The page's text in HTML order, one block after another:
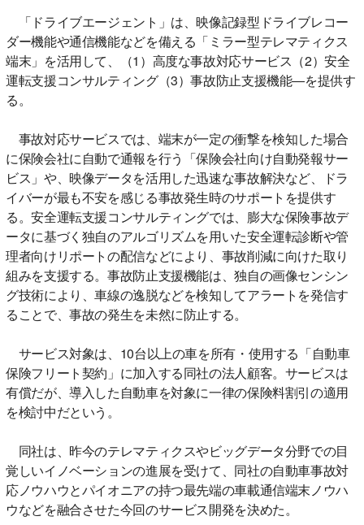
「ドライブエージェント」は、映像記録型ドライブレコー
ダー機能や通信機能などを備える「ミラー型テレマティクス
端末」を活用して、（1）高度な事故対応サービス（2）安全
運転支援コンサルティング（3）事故防止支援機能―を提供す
る。
事故対応サービスでは、端末が一定の衝撃を検知した場合
に保険会社に自動で通報を行う「保険会社向け自動発報サー
ビス」や、映像データを活用した迅速な事故解決など、ドラ
イバーが最も不安を感じる事故発生時のサポートを提供す
る。安全運転支援コンサルティングでは、膨大な保険事故デ
ータに基づく独自のアルゴリズムを用いた安全運転診断や管
理者向けリポートの配信などにより、事故削減に向けた取り
組みを支援する。事故防止支援機能は、独自の画像センシン
グ技術により、車線の逸脱などを検知してアラートを発信す
ることで、事故の発生を未然に防止する。
サービス対象は、10台以上の車を所有・使用する「自動車
保険フリート契約」に加入する同社の法人顧客。サービスは
有償だが、導入した自動車を対象に一律の保険料割引の適用
を検討中だという。
同社は、昨今のテレマティクスやビッグデータ分野での目
覚しいイノベーションの進展を受けて、同社の自動車事故対
応ノウハウとパイオニアの持つ最先端の車載通信端末ノウハ
ウなどを融合させた今回のサービス開発を決めた。